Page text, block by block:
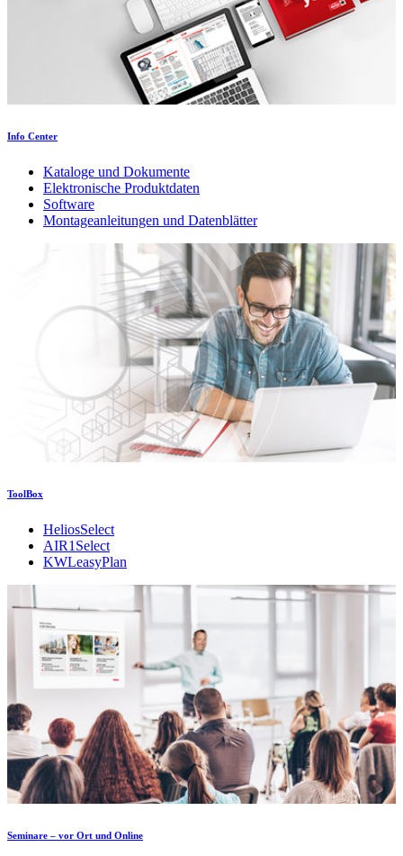
Info Center
Kataloge und Dokumente
Elektronische Produktdaten
Software
Montageanleitungen und Datenblätter
ToolBox
HeliosSelect
AIR1Select
KWLeasyPlan
Seminare – vor Ort und Online